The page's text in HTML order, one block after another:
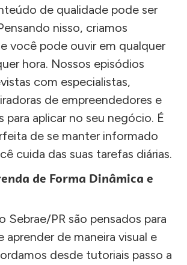
de qualidade pode ser
nisso, criamos
você pode ouvir em qualquer
hora. Nossos episódios
com especialistas,
de empreendedores e
para aplicar no seu negócio. É
de se manter informado
cuida das suas tarefas diárias.
de Forma Dinâmica e
Sebrae/PR são pensados para
aprender de maneira visual e
desde tutoriais passo a